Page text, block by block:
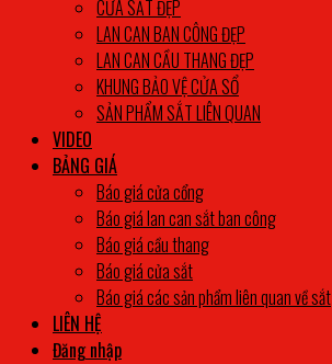
CỬA SẮT ĐẸP
LAN CAN BAN CÔNG ĐẸP
LAN CAN CẦU THANG ĐẸP
KHUNG BẢO VỆ CỬA SỔ
SẢN PHẨM SẮT LIÊN QUAN
VIDEO
BẢNG GIÁ
Báo giá cửa cổng
Báo giá lan can sắt ban công
Báo giá cầu thang
Báo giá cửa sắt
Báo giá các sản phẩm liên quan về sắt
LIÊN HỆ
Đăng nhập